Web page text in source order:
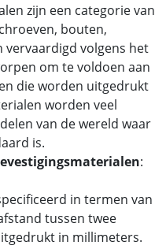
zijn een categorie van
bouten,
volgens het
om te voldoen aan
die worden uitgedrukt
worden veel
van de wereld waar
is.
:
in termen van
tussen twee
in millimeters.